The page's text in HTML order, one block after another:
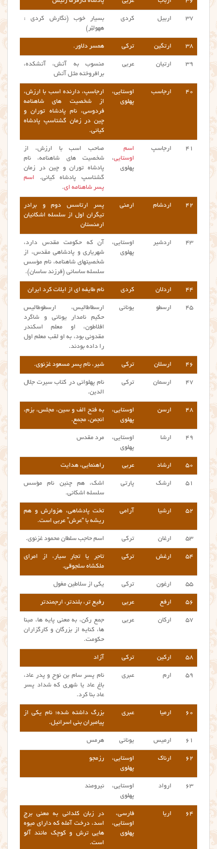
۳۷ اربیل کردی
بسیار خوب (نگارش کردی :
ههولێر)
۳۸ ارتگین ترکی همسر دلاور.
۳۹ ارتیان عربی
منسوب به آتش، آتشکده،
برافروخته مثل آتش
۴۰ ارجاسب
اوستایی،
پهلوی
ارجاسپ، دارنده اسب با ارزش،
از شخصیت های شاهنامه
فردوسی، نام پادشاه توران و
چین در زمان گشتاسپ پادشاه
کیانی.
۴۱ ارجاسپ
اسم
اوستایی،
پهلوی
صاحب اسب با ارزش، از
شخصیت های شاهنامه، نام
پادشاه توران و چین در زمان
گشتاسپ پادشاه کیانی. اسم
پسر شاهنامه ای.
۴۲ اردشام ارمنی
پسر ارتاسس دوم و برادر
تیگران اول از سلسله اشکانیان
ارمنستان
۴۳ اردشیر
اوستایی،
پهلوی
آن که حکومت مقدس دارد،
شهریاری و پادشاهی مقدس، از
شخصیتهای شاهنامه، نام مؤسس
سلسله ساسانی (فرزند ساسان).
۴۴ اردلان کردی نام طایفه ای از ایلات کرد ایران
۴۵ ارسطو یونانی
ارسطاطالیس، ارسطوطالیس
حکیم نامدار یونانی و شاگرد
افلاطون، او معلم اسکندر
مقدونی بود، به او لقب معلم اول
را داده بودند.
۴۶ ارسلان ترکی شیر، نام پسر مسعود غزنوی.
۴۷ ارسمان ترکی
نام پهلوانی در کتاب سیرت جلال
الدین.
۴۸ ارسن
اوستایی،
پهلوی
به فتح الف و سین، مجلس، بزم،
انجمن، مجمع.
۴۹ ارشا
اوستایی،
پهلوی
مرد مقدس
۵۰ ارشاد عربی راهنمایی، هدایت
۵۱ ارشک پارتی
اشک، هم چنین نام مؤسس
سلسله اشکانی.
۵۲ ارشیا آرامی
تخت پادشاهی، هزوارش و هم
ریشه با “عرش” عربی است.
۵۳ ارغان ترکی اسم حاجب سلطان محمود غزنوی.
۵۴ ارغش ترکی
تاجر یا تجار سیار، از امرای
ملکشاه سلجوقی.
۵۵ ارغون ترکی یکی از سلاطین مغول
۵۶ ارفع عربی رفیع تر، بلندتر، ارجمندتر
۵۷ ارکان عربی
جمع رکن، به معنی پایه ها، مبنا
ها، کنایه از بزرگان و کارگزاران
حکومت.
۵۸ ارکین ترکی آزاد
۵۹ ارم عبری
نام پسر سام بن نوح و پدر عاد،
باغ عاد یا شهری که شداد پسر
عاد بنا کرد.
۶۰ ارمیا عبری
بزرگ داشته شده؛ نام یکی از
پیامبران بنی اسرائیل.
۶۱ ارمیس یونانی هرمس
۶۲ ارناک
اوستایی،
پهلوی
رزمجو
۶۳ ارواد
اوستایی،
پهلوی
نیرومند
۶۴ اریا
فارسی،
اوستایی،
پهلوی
در زبان کلدانی به معنی برج
اسد، درخت آمله که دارای میوه
هایی ترش و کوچک مانند آلو
است.